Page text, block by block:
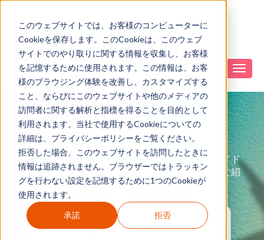
このウェブサイトでは、お客様のコンピューターに
Cookieを保存します。このCookieは、このウェブ
サイトでのやり取りに関する情報を収集し、お客様
を記憶するために使用されます。この情報は、お客
様のブラウジング体験を改善し、カスタマイズする
こと、ならびにこのウェブサイトや他のメディアの
訪問者に関する解析と指標を得ることを目的として
利用されます。当社で使用するCookieについての
詳細は、プライバシーポリシーをご覧ください。
拒否した場合、このウェブサイトを訪問したときに
情報は追跡されません。ブラウザーではトラッキン
グを行わない設定を記憶するために1つのCookieが
使用されます。
承諾 拒否
季節のおすすめ
今予約したい海外ツアー特集
家族旅行やグループ旅行におすすめ。日本語ガイド
付きツアーや、今から予約できる人気プランをご紹
介します。
夏休み・お盆の海外旅行におすすめ
夏休み・お盆のおすすめツアー